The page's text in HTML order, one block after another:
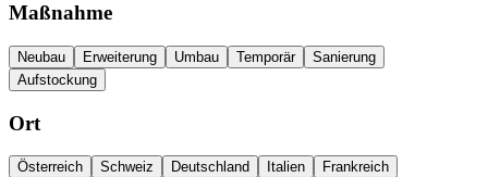
Maßnahme
Neubau Erweiterung Umbau Temporär
Sanierung
Aufstockung
Ort
Österreich Schweiz Deutschland Italien
Frankreich